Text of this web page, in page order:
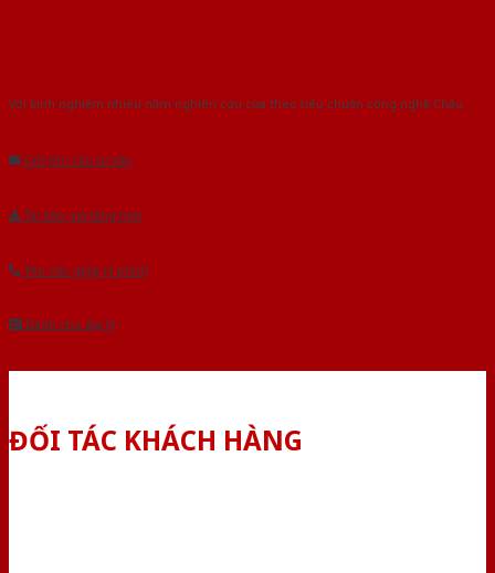
Với kinh nghiệm nhiêu năm nghiên cứu cửa theo tiêu chuẩn công nghệ Châu
Gửi yêu cầu tư vấn
Tải báo giá tổng hợp
Yêu cầu gọi lại (3 phút)
Dành cho đại lý
ĐỐI TÁC KHÁCH HÀNG